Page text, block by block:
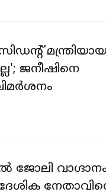
ജനീഷിനെ
ജോലി